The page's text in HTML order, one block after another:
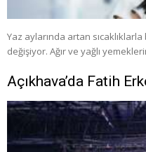
Yaz aylarında artan
değişiyor. Ağır ve yağlı
Açıkhava’da Fatih